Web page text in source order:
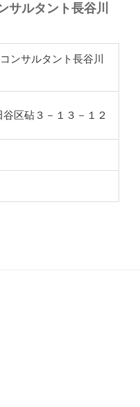
サルタント長谷川
ンサルタント長谷川
区砧３－１３－１２